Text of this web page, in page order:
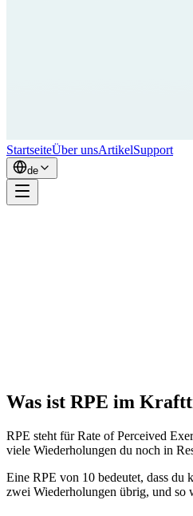
StartseiteÜber unsArtikelSupport
de
Was ist RPE im
RPE steht für Rate of Perceived
viele Wiederholungen du noch in
Eine RPE von 10 bedeutet, dass du
zwei Wiederholungen übrig, und so